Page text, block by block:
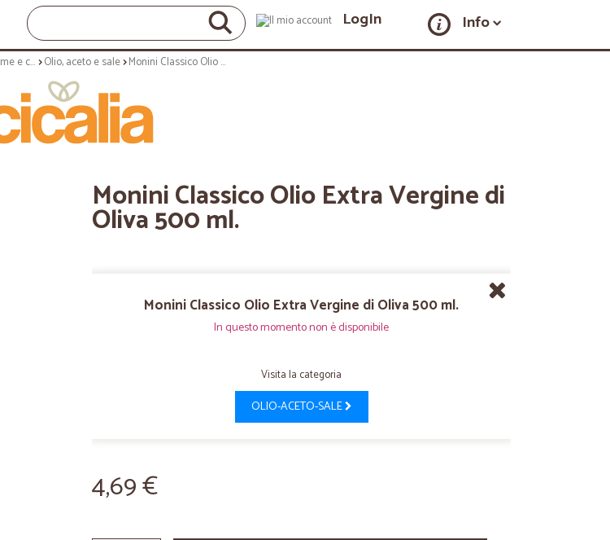
LogIn Info
Sughi, scatolame e condimenti Olio, aceto e sale Monini Classico Olio Extra Vergine di Oliva 500 ml.
Monini Classico Olio Extra Vergine di
Oliva 500 ml.
Monini Classico Olio Extra Vergine di Oliva 500 ml.
In questo momento non è disponibile
Visita la categoria
OLIO-ACETO-SALE
4,69 €